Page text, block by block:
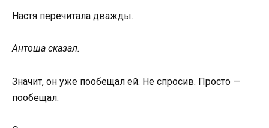
Настя перечитала дважды.
Антоша сказал.
Значит, он уже пообещал ей. Не спросив. Просто —
пообещал.